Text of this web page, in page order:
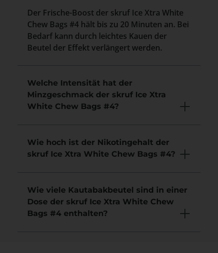
Der Frische-Boost der skruf Ice Xtra White
Chew Bags #4 hält bis zu 20 Minuten an. Bei
Bedarf kann durch leichtes Kauen der
Beutel der Effekt verlängert werden.
Welche Intensität hat der
Minzgeschmack der skruf Ice Xtra
White Chew Bags #4?
Wie hoch ist der Nikotingehalt der
skruf Ice Xtra White Chew Bags #4?
Wie viele Kautabakbeutel sind in einer
Dose der skruf Ice Xtra White Chew
Bags #4 enthalten?